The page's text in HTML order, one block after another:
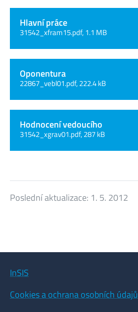
Hlavní práce
31542_xfram15.pdf, 1.1 MB
Oponentura
22867_vebl01.pdf, 222.4 kB
Hodnocení vedoucího
31542_xgrav01.pdf, 287 kB
Poslední aktualizace: 1. 5. 2012
InSIS
Cookies a ochrana osobních údajů